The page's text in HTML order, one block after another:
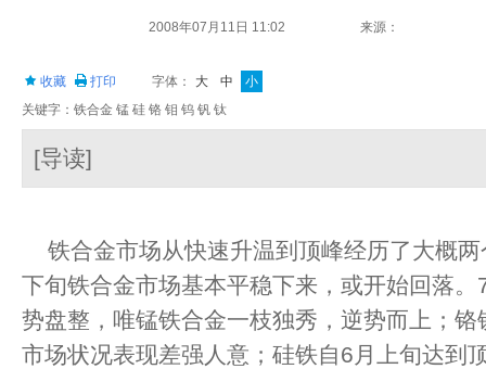
2008年07月11日 11:02 来源：
收藏 打印 字体： 大 中
小
关键字：铁合金 锰 硅 铬 钼 钨 钒 钛
[导读]
铁合金市场从快速升温到顶峰经历了大概
下旬铁合金市场基本平稳下来，或开始回落
势盘整，唯锰铁合金一枝独秀，逆势而上；
市场状况表现差强人意；硅铁自6月上旬达到